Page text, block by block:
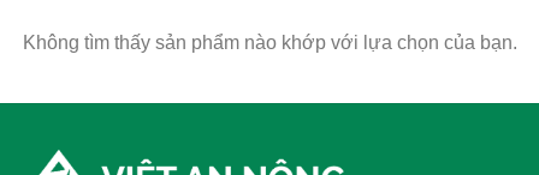
Không tìm thấy sản phẩm nào khớp với lựa chọn của bạn.